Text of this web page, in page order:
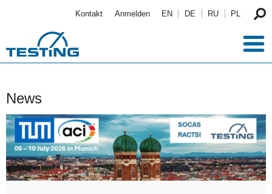
Kontakt Anmelden EN DE RU PL
News